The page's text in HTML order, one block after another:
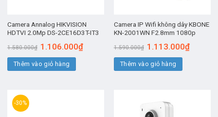
Camera Annalog HIKVISION
HDTVI 2.0Mp DS-2CE16D3T-IT3
1.580.000₫ Giá
gốc
là:
1.580.000₫.
1.106.000₫Giá
1.106.000₫.
Thêm vào giỏ hàng
Camera IP Wifi không dây KBONE
KN-2001WN F2.8mm 1080p
1.590.000₫ Giá
gốc
là:
1.590.000₫.
1.113.000₫Giá
Thêm vào giỏ hàng
-30%